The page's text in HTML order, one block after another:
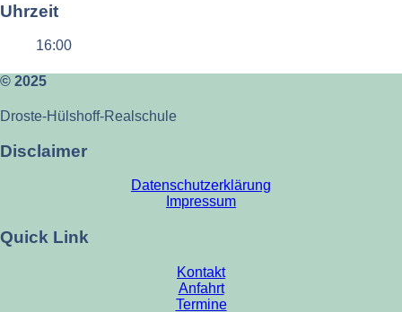
Uhrzeit
16:00
© 2025
Droste-Hülshoff-Realschule
Disclaimer
Datenschutzerklärung
Impressum
Quick Link
Kontakt
Anfahrt
Termine